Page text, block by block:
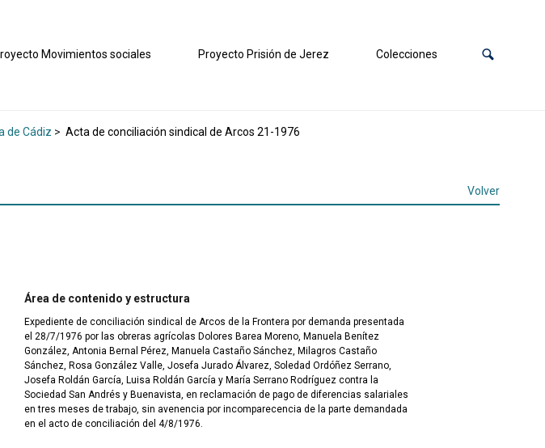
Movimientos sociales Proyecto Prisión de Jerez Colecciones
de Cádiz > Acta de conciliación sindical de Arcos 21-1976
Volver
Área de contenido y estructura
Expediente de conciliación sindical de Arcos de la Frontera por demanda presentada
el 28/7/1976 por las obreras agrícolas Dolores Barea Moreno, Manuela Benítez
González, Antonia Bernal Pérez, Manuela Castaño Sánchez, Milagros Castaño
Sánchez, Rosa González Valle, Josefa Jurado Álvarez, Soledad Ordóñez Serrano,
Josefa Roldán García, Luisa Roldán García y María Serrano Rodríguez contra la
Sociedad San Andrés y Buenavista, en reclamación de pago de diferencias salariales
en tres meses de trabajo, sin avenencia por incomparecencia de la parte demandada
en el acto de conciliación del 4/8/1976.